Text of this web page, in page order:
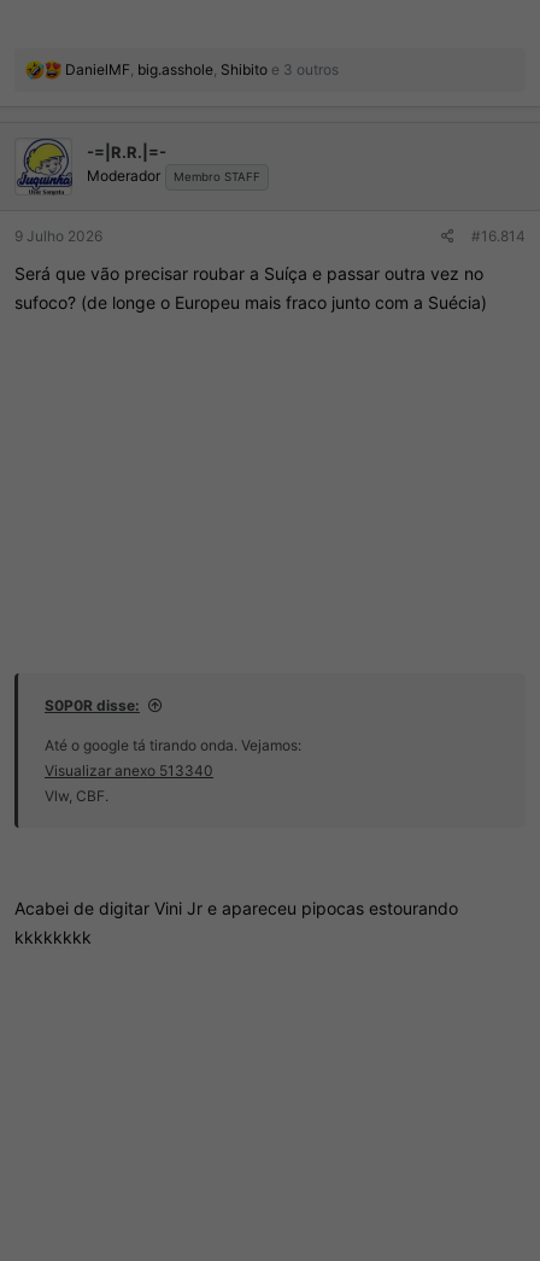
R
õ
e
DanielMF big.asshole Shibito e 3 outros
-=|R.R.|=-
Moderador Membro STAFF
9 Julho 2026 #16.814
Será que vão precisar roubar a Suíça e passar outra vez no
sufoco? (de longe o Europeu mais fraco junto com a Suécia)
S0P0R disse:
Até o google tá tirando onda. Vejamos:
Visualizar anexo 513340
Vlw, CBF.
Acabei de digitar Vini Jr e apareceu pipocas estourando
kkkkkkkk